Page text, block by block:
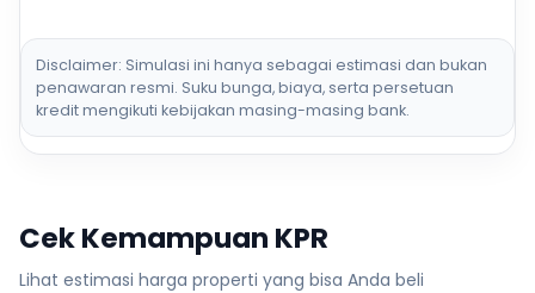
Disclaimer: Simulasi ini hanya sebagai estimasi dan bukan
penawaran resmi. Suku bunga, biaya, serta persetuan
kredit mengikuti kebijakan masing-masing bank.
Cek Kemampuan KPR
Lihat estimasi harga properti yang bisa Anda beli